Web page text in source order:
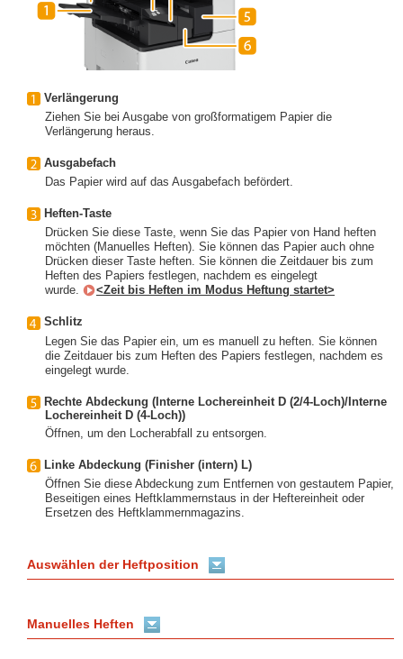
Verlängerung
Ziehen Sie bei Ausgabe von großformatigem Papier die
Verlängerung heraus.
Ausgabefach
Das Papier wird auf das Ausgabefach befördert.
Heften-Taste
Drücken Sie diese Taste, wenn Sie das Papier von Hand heften
möchten (Manuelles Heften). Sie können das Papier auch ohne
Drücken dieser Taste heften. Sie können die Zeitdauer bis zum
Heften des Papiers festlegen, nachdem es eingelegt
wurde.
<Zeit bis Heften im Modus Heftung startet>
Schlitz
Legen Sie das Papier ein, um es manuell zu heften. Sie können
die Zeitdauer bis zum Heften des Papiers festlegen, nachdem es
eingelegt wurde.
Rechte Abdeckung (Interne Lochereinheit D (2/4-Loch)/Interne
Lochereinheit D (4-Loch))
Öffnen, um den Locherabfall zu entsorgen.
Linke Abdeckung (Finisher (intern) L)
Öffnen Sie diese Abdeckung zum Entfernen von gestautem Papier,
Beseitigen eines Heftklammernstaus in der Heftereinheit oder
Ersetzen des Heftklammernmagazins.
Auswählen der Heftposition
Manuelles Heften